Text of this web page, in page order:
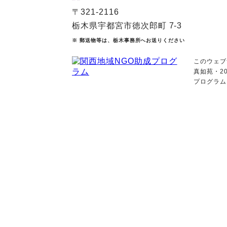
〒321-2116
栃木県宇都宮市徳次郎町 7-3
※ 郵送物等は、栃木事務所へお送りください
このウェ
真如苑・
プログラ